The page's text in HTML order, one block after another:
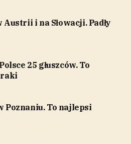
i na Słowacji. Padły
25 głuszców. To
Poznaniu. To najlepsi